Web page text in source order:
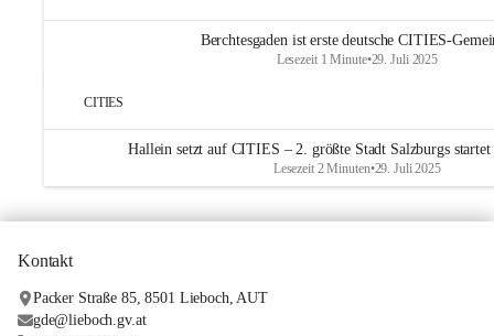
Berchtesgaden ist erste deutsche CITIES-
Lesezeit 1 Minute•29. Juli 2025
CITIES
Hallein setzt auf CITIES – 2. größte Stadt Salzburgs
Lesezeit 2 Minuten•29. Juli 2025
Kontakt
Packer Straße 85, 8501 Lieboch, AUT
gde@lieboch.gv.at